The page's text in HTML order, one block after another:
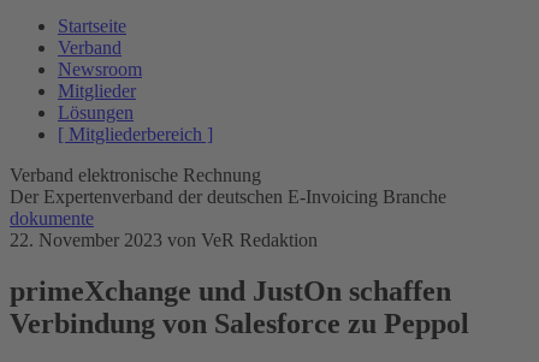
Startseite
Verband
Newsroom
Mitglieder
Lösungen
[ Mitgliederbereich ]
Verband elektronische Rechnung
Der Expertenverband der deutschen E-Invoicing Branche
dokumente
22. November 2023 von VeR Redaktion
primeXchange und JustOn schaffen
Verbindung von Salesforce zu Peppol